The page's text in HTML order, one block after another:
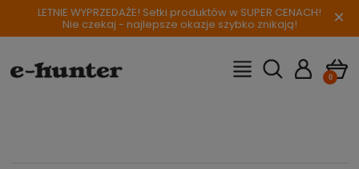
LETNIE WYPRZEDAŻE! Setki produktów w SUPER CENACH!
Nie czekaj - najlepsze okazje szybko znikają! ×